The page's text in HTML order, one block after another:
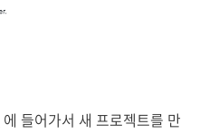
에 들어가서 새 프로젝트를 만